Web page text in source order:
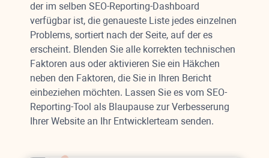
der im selben SEO-Reporting-Dashboard
verfügbar ist, die genaueste Liste jedes einzelnen
Problems, sortiert nach der Seite, auf der es
erscheint. Blenden Sie alle korrekten technischen
Faktoren aus oder aktivieren Sie ein Häkchen
neben den Faktoren, die Sie in Ihren Bericht
einbeziehen möchten. Lassen Sie es vom SEO-
Reporting-Tool als Blaupause zur Verbesserung
Ihrer Website an Ihr Entwicklerteam senden.